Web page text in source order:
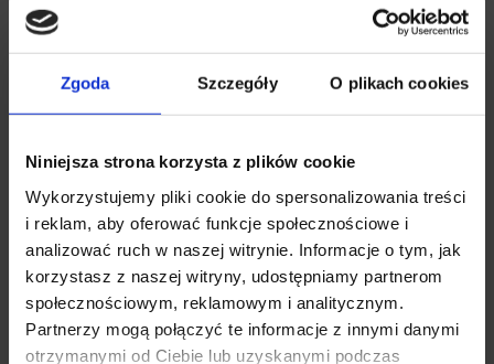
Zgoda Szczegóły O plikach cookies
Niniejsza strona korzysta z plików cookie
Wykorzystujemy pliki cookie do spersonalizowania treści
i reklam, aby oferować funkcje społecznościowe i
analizować ruch w naszej witrynie. Informacje o tym, jak
korzystasz z naszej witryny, udostępniamy partnerom
społecznościowym, reklamowym i analitycznym.
Partnerzy mogą połączyć te informacje z innymi danymi
otrzymanymi od Ciebie lub uzyskanymi podczas
dokładności (np. pisanie ręczne, nawlekanie igły).
Nieleczony ucisk prowadzi do nieodwracalnych zmian w
strukturze nerwu, co objawia się trwałym zaburzeniem czucia i
znacznym upośledzeniem sprawności manualnej.
Badanie EMG i ENG – diagnostyka
przewodnictwa nerwowego i ocena
stopnia uszkodzenia nerwu